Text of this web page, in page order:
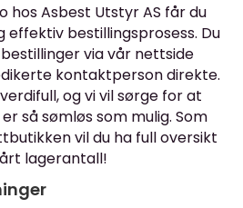
hos Asbest Utstyr AS får du
effektiv bestillingsprosess. Du
via vår nettside
kontaktperson direkte.
og vi vil sørge for at
så sømløs som mulig. Som
vil du ha full oversikt
lagerantall!